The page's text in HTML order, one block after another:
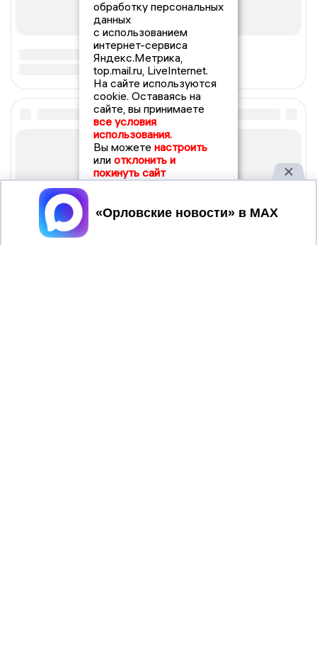
обработку персональных
данных
с использованием
интернет-сервиса
Яндекс.Метрика,
top.mail.ru, LiveInternet.
На сайте используются
cookie. Оставаясь на
сайте, вы принимаете
все условия
использования.
Вы можете настроить
или отклонить и
покинуть сайт
Принять